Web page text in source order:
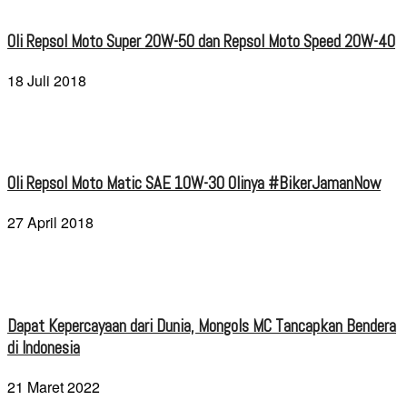
Oli Repsol Moto Super 20W-50 dan Repsol Moto Speed 20W-40
18 Juli 2018
Oli Repsol Moto Matic SAE 10W-30 Olinya #BikerJamanNow
27 April 2018
Dapat Kepercayaan dari Dunia, Mongols MC Tancapkan Bendera
di Indonesia
21 Maret 2022